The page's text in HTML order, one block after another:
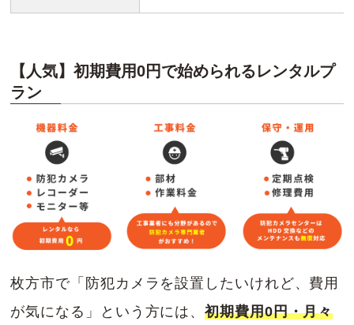
【人気】初期費用0円で始められるレンタルプ
ラン
枚方市で「防犯カメラを設置したいけれど、費用
が気になる」という方には、初期費用0円・月々